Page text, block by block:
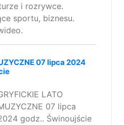
i rozrywce.
sportu, biznesu.
07 lipca 2024
LATO
07 lipca
godz.. Świnoujście